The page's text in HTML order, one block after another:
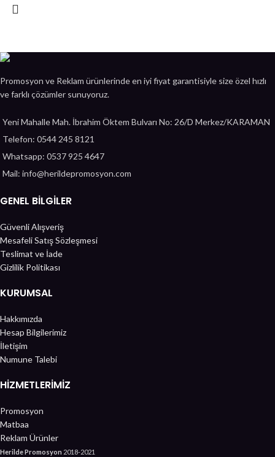
Promosyon ve Reklam ürünlerinde en iyi fiyat garantisiyle size özel hızlı
ve farklı çözümler sunuyoruz.
Yeni Mahalle Mah. İbrahim Öktem Bulvarı No: 26/D Merkez/KARAMAN
Telefon: 0544 245 8121
Whatsapp: 0537 925 4647
Mail: info@herildepromosyon.com
GENEL BİLGİLER
Güvenli Alışveriş
Mesafeli Satış Sözleşmesi
Teslimat ve İade
Gizlilik Politikası
KURUMSAL
Hakkımızda
Hesap Bilgilerimiz
İletişim
Numune Talebi
HIZMETLERIMIZ
Promosyon
Matbaa
Reklam Ürünler
Herilde Promosyon 2018-2021